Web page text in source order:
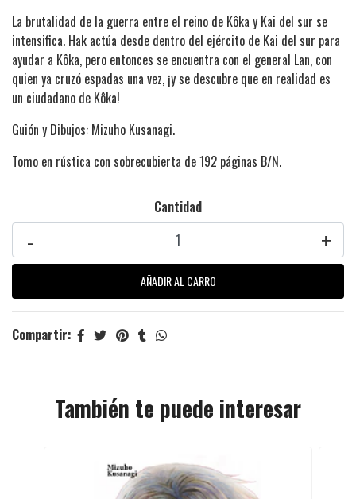
La brutalidad de la guerra entre el reino de Kôka y Kai del sur se
intensifica. Hak actúa desde dentro del ejército de Kai del sur para
ayudar a Kôka, pero entonces se encuentra con el general Lan, con
quien ya cruzó espadas una vez, ¡y se descubre que en realidad es
un ciudadano de Kôka!
Guión y Dibujos: Mizuho Kusanagi.
Tomo en rústica con sobrecubierta de 192 páginas B/N.
Cantidad
+
-
Compartir:
También te puede interesar